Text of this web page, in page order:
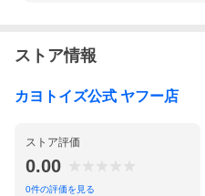
ストア情報
カヨトイズ公式 ヤフー店
ストア評価
0.00
0件の評価を見る